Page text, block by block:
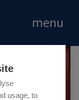
usage, to
menu